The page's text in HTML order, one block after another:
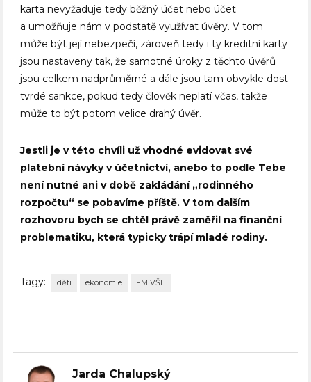
karta nevyžaduje tedy běžný účet nebo účet
a umožňuje nám v podstatě využívat úvěry. V tom
může být její nebezpečí, zároveň tedy i ty kreditní karty
jsou nastaveny tak, že samotné úroky z těchto úvěrů
jsou celkem nadprůměrné a dále jsou tam obvykle dost
tvrdé sankce, pokud tedy člověk neplatí včas, takže
může to být potom velice drahý úvěr.
Jestli je v této chvíli už vhodné evidovat své
platební návyky v účetnictví, anebo to podle Tebe
není nutné ani v době zakládání „rodinného
rozpočtu“ se pobavíme příště. V tom dalším
rozhovoru bych se chtěl právě zaměřil na finanční
problematiku, která typicky trápí mladé rodiny.
Tagy: děti ekonomie FM VŠE
Jarda Chalupský